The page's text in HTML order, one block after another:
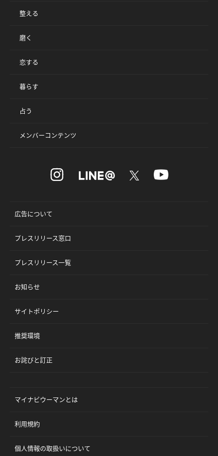
整える
磨く
恋する
暮らす
占う
メンバーコンテンツ
広告について
プレスリリース窓口
プレスリリース一覧
お知らせ
サイトポリシー
推奨環境
お詫びと訂正
マイナビウーマンとは
利用規約
個人情報の取扱いについて